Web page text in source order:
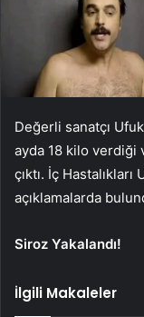
Değerli sanatçı
ayda 18 kilo verdiği
çıktı. İç
açıklamalarda
Siroz Yakalandı!
İlgili Makaleler